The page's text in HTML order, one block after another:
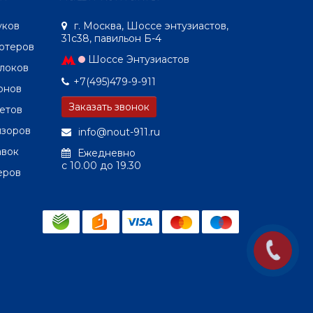
г. Москва, Шоссе энтузиастов,
31с38, павильон Б-4
Шоссе Энтузиастов
+7(495)479-9-911
Заказать звонок
info@nout-911.ru
Ежедневно
c 10.00 до 19.30